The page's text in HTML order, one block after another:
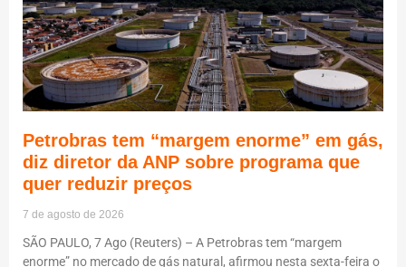
Petrobras tem “margem enorme” em gás,
diz diretor da ANP sobre programa que
quer reduzir preços
7 de agosto de 2026
SÃO PAULO, 7 Ago (Reuters) – A Petrobras tem “margem
enorme” no mercado de gás natural, afirmou nesta sexta-feira o